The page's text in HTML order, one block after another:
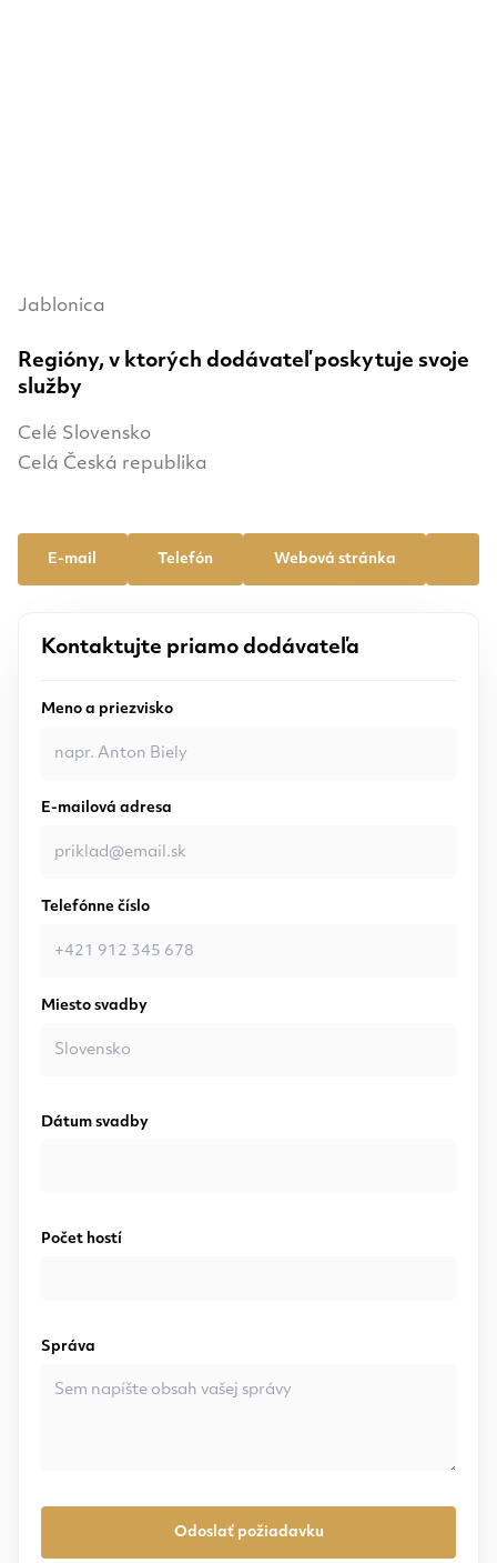
Jablonica
Regióny, v ktorých dodávateľ poskytuje svoje
služby
Celé Slovensko
Celá Česká republika
E-mail Telefón Webová stránka
Kontaktujte priamo dodávateľa
Meno a priezvisko
E-mailová adresa
Telefónne číslo
Miesto svadby
Dátum svadby
Počet hostí
Správa
Odoslať požiadavku